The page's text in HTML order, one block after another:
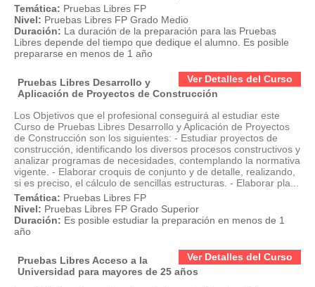
Temática: Pruebas Libres FP
Nivel: Pruebas Libres FP Grado Medio
Duración: La duración de la preparación para las Pruebas
Libres depende del tiempo que dedique el alumno. Es posible
prepararse en menos de 1 año
Ver Detalles del Curso
Pruebas Libres Desarrollo y
Aplicación de Proyectos de Construcción
Los Objetivos que el profesional conseguirá al estudiar este
Curso de Pruebas Libres Desarrollo y Aplicación de Proyectos
de Construcción son los siguientes: - Estudiar proyectos de
construcción, identificando los diversos procesos constructivos y
analizar programas de necesidades, contemplando la normativa
vigente. - Elaborar croquis de conjunto y de detalle, realizando,
si es preciso, el cálculo de sencillas estructuras. - Elaborar pla...
Temática: Pruebas Libres FP
Nivel: Pruebas Libres FP Grado Superior
Duración: Es posible estudiar la preparación en menos de 1
año
Ver Detalles del Curso
Pruebas Libres Acceso a la
Universidad para mayores de 25 años